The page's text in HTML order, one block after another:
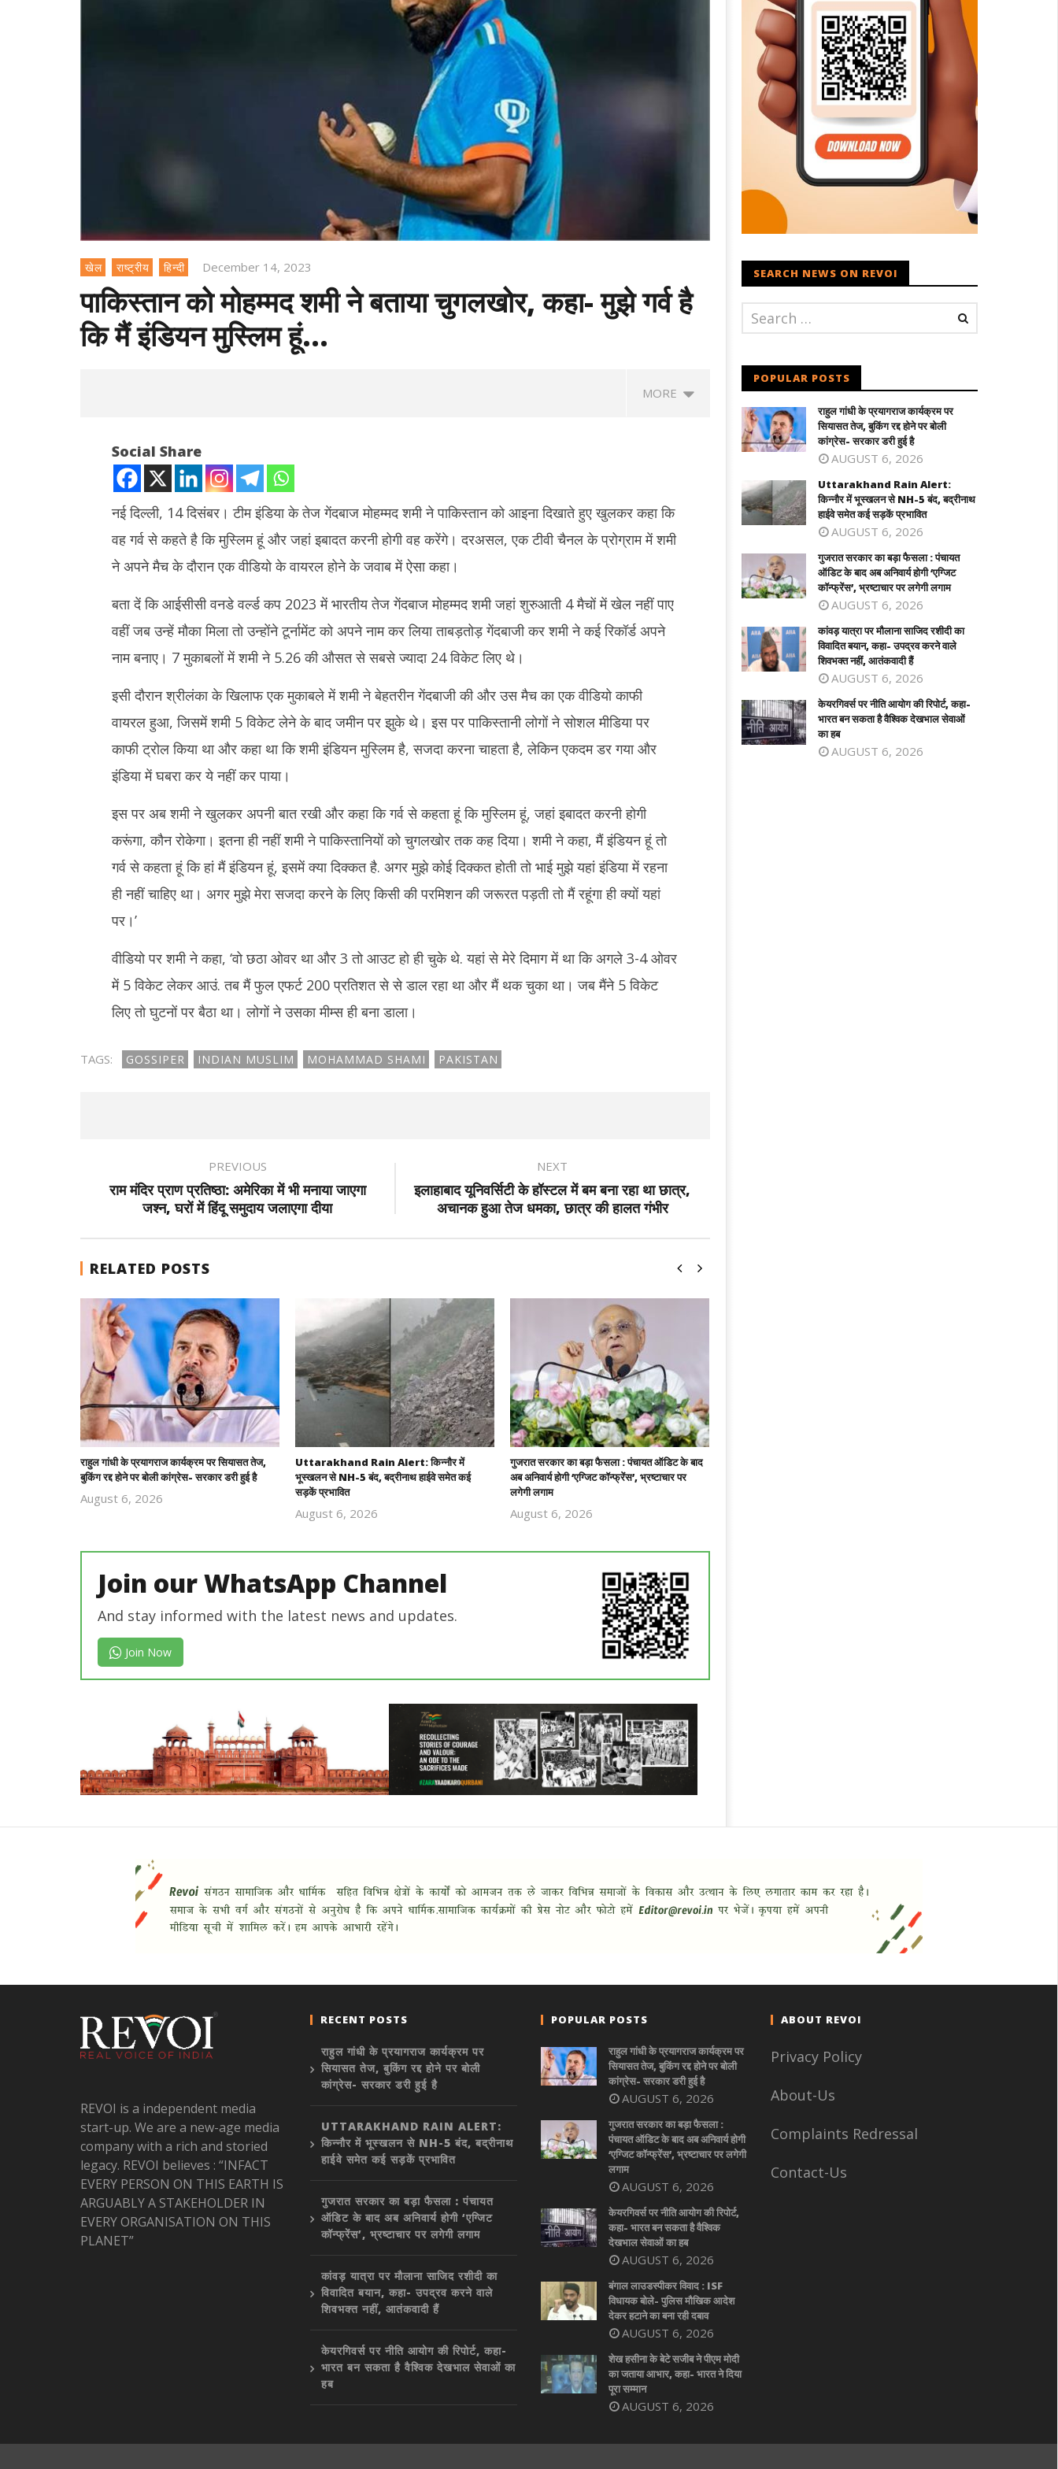
खेल राष्ट्रीय हिन्दी December 14, 2023
पाकिस्तान को मोहम्मद शमी ने बताया चुगलखोर, कहा- मुझे गर्व है
कि मैं इंडियन मुस्लिम हूं…
MORE
NOW VIEWING
कहा- मुझे गर्व है कि मैं इंडियन मुस्लिम हूं…
December
14, 2023
तेज, बुकिंग रद्द होने पर बोली कांग्रेस- सरकार डरी
December
14, 2023
भूस्खलन से NH-5 बंद, बद्रीनाथ हाईवे समेत कई
सड़कें प्रभावित
December
14, 2023
गुजरात सरकार का बड़ा फैसला : पंचायत ऑडिट के
बाद अब अनिवार्य होगी 'एग्जिट कॉन्फ्रेंस',
December
14, 2023
कांवड़ यात्रा पर मौलाना साजिद रशीदी का
बयान, कहा- उपद्रव करने वाले शिवभक्त नहीं,
आतंकवादी हैं
December
14, 2023
Social Share
नई दिल्ली, 14 दिसंबर। टीम इंडिया के तेज गेंदबाज मोहम्मद शमी ने पाकिस्तान को आइना दिखाते हुए खुलकर कहा कि
वह गर्व से कहते है कि मुस्लिम हूं और जहां इबादत करनी होगी वह करेंगे। दरअसल, एक टीवी चैनल के प्रोग्राम में शमी
ने अपने मैच के दौरान एक वीडियो के वायरल होने के जवाब में ऐसा कहा।
बता दें कि आईसीसी वनडे वर्ल्ड कप 2023 में भारतीय तेज गेंदबाज मोहम्मद शमी जहां शुरुआती 4 मैचों में खेल नहीं पाए
वहीं जब उन्हें मौका मिला तो उन्होंने टूर्नामेंट को अपने नाम कर लिया ताबड़तोड़ गेंदबाजी कर शमी ने कई रिकॉर्ड अपने
नाम बनाए। 7 मुकाबलों में शमी ने 5.26 की औसत से सबसे ज्यादा 24 विकेट लिए थे।
इसी दौरान श्रीलंका के खिलाफ एक मुकाबले में शमी ने बेहतरीन गेंदबाजी की और उस मैच का एक वीडियो काफी
वायरल हुआ, जिसमें शमी 5 विकेट लेने के बाद जमीन पर झुके थे। इस पर पाकिस्तानी लोगों ने सोशल मीडिया पर
काफी ट्रोल किया था और कहा था कि शमी इंडियन मुस्लिम है, सजदा करना चाहता है, लेकिन एकदम डर गया और
इंडिया में घबरा कर ये नहीं कर पाया।
इस पर अब शमी ने खुलकर अपनी बात रखी और कहा कि गर्व से कहता हूं कि मुस्लिम हूं, जहां इबादत करनी होगी
करूंगा, कौन रोकेगा। इतना ही नहीं शमी ने पाकिस्तानियों को चुगलखोर तक कह दिया। शमी ने कहा, मैं इंडियन हूं तो
गर्व से कहता हूं कि हां मैं इंडियन हूं, इसमें क्या दिक्कत है. अगर मुझे कोई दिक्कत होती तो भाई मुझे यहां इंडिया में रहना
ही नहीं चाहिए था। अगर मुझे मेरा सजदा करने के लिए किसी की परमिशन की जरूरत पड़ती तो मैं रहूंगा ही क्यों यहां
पर।’
वीडियो पर शमी ने कहा, ‘वो छठा ओवर था और 3 तो आउट हो ही चुके थे. यहां से मेरे दिमाग में था कि अगले 3-4 ओवर
में 5 विकेट लेकर आउं. तब मैं फुल एफर्ट 200 प्रतिशत से से डाल रहा था और मैं थक चुका था। जब मैंने 5 विकेट
लिए तो घुटनों पर बैठा था। लोगों ने उसका मीम्स ही बना डाला।
TAGS: GOSSIPER INDIAN MUSLIM MOHAMMAD SHAMI PAKISTAN
PREVIOUS
राम मंदिर प्राण प्रतिष्ठा: अमेरिका में भी मनाया जाएगा
जश्न, घरों में हिंदू समुदाय जलाएगा दीया
NEXT
इलाहाबाद यूनिवर्सिटी के हॉस्टल में बम बना रहा था छात्र,
अचानक हुआ तेज धमका, छात्र की हालत गंभीर
RELATED POSTS
राहुल गांधी के प्रयागराज कार्यक्रम पर सियासत तेज,
बुकिंग रद्द होने पर बोली कांग्रेस- सरकार डरी हुई है
August 6, 2026
Uttarakhand Rain Alert: किन्नौर में
भूस्खलन से NH-5 बंद, बद्रीनाथ हाईवे समेत कई
सड़कें प्रभावित
August 6, 2026
गुजरात सरकार का बड़ा फैसला : पंचायत ऑडिट के बाद
अब अनिवार्य होगी ‘एग्जिट कॉन्फ्रेंस’, भ्रष्टाचार पर
लगेगी लगाम
August 6, 2026
Join our WhatsApp Channel
And stay informed with the latest news and updates.
Join Now
SEARCH NEWS ON REVOI
POPULAR POSTS
राहुल गांधी के प्रयागराज कार्यक्रम पर
सियासत तेज, बुकिंग रद्द होने पर बोली
कांग्रेस- सरकार डरी हुई है
AUGUST 6, 2026
Uttarakhand Rain Alert:
किन्नौर में भूस्खलन से NH-5 बंद, बद्रीनाथ
हाईवे समेत कई सड़कें प्रभावित
AUGUST 6, 2026
गुजरात सरकार का बड़ा फैसला : पंचायत
ऑडिट के बाद अब अनिवार्य होगी ‘एग्जिट
कॉन्फ्रेंस’, भ्रष्टाचार पर लगेगी लगाम
AUGUST 6, 2026
कांवड़ यात्रा पर मौलाना साजिद रशीदी का
विवादित बयान, कहा- उपद्रव करने वाले
शिवभक्त नहीं, आतंकवादी हैं
AUGUST 6, 2026
केयरगिवर्स पर नीति आयोग की रिपोर्ट, कहा-
भारत बन सकता है वैश्विक देखभाल सेवाओं
का हब
AUGUST 6, 2026
REVOI is a independent media
start-up. We are a new-age media
company with a rich and storied
legacy. REVOI believes : “INFACT
EVERY PERSON ON THIS EARTH IS
ARGUABLY A STAKEHOLDER IN
EVERY ORGANISATION ON THIS
PLANET”
RECENT POSTS
राहुल गांधी के प्रयागराज कार्यक्रम पर
सियासत तेज, बुकिंग रद्द होने पर बोली
कांग्रेस- सरकार डरी हुई है
UTTARAKHAND RAIN ALERT:
किन्नौर में भूस्खलन से NH-5 बंद, बद्रीनाथ
हाईवे समेत कई सड़कें प्रभावित
गुजरात सरकार का बड़ा फैसला : पंचायत
ऑडिट के बाद अब अनिवार्य होगी ‘एग्जिट
कॉन्फ्रेंस’, भ्रष्टाचार पर लगेगी लगाम
कांवड़ यात्रा पर मौलाना साजिद रशीदी का
विवादित बयान, कहा- उपद्रव करने वाले
शिवभक्त नहीं, आतंकवादी हैं
केयरगिवर्स पर नीति आयोग की रिपोर्ट, कहा-
भारत बन सकता है वैश्विक देखभाल सेवाओं का
हब
POPULAR POSTS
राहुल गांधी के प्रयागराज कार्यक्रम पर
सियासत तेज, बुकिंग रद्द होने पर बोली
कांग्रेस- सरकार डरी हुई है
AUGUST 6, 2026
गुजरात सरकार का बड़ा फैसला :
पंचायत ऑडिट के बाद अब अनिवार्य होगी
‘एग्जिट कॉन्फ्रेंस’, भ्रष्टाचार पर लगेगी
लगाम
AUGUST 6, 2026
केयरगिवर्स पर नीति आयोग की रिपोर्ट,
कहा- भारत बन सकता है वैश्विक
देखभाल सेवाओं का हब
AUGUST 6, 2026
बंगाल लाउडस्पीकर विवाद : ISF
विधायक बोले- पुलिस मौखिक आदेश
देकर हटाने का बना रही दबाव
AUGUST 6, 2026
शेख हसीना के बेटे सजीब ने पीएम मोदी
का जताया आभार, कहा- भारत ने दिया
पूरा सम्मान
AUGUST 6, 2026
ABOUT REVOI
Privacy Policy
About-Us
Complaints Redressal
Contact-Us